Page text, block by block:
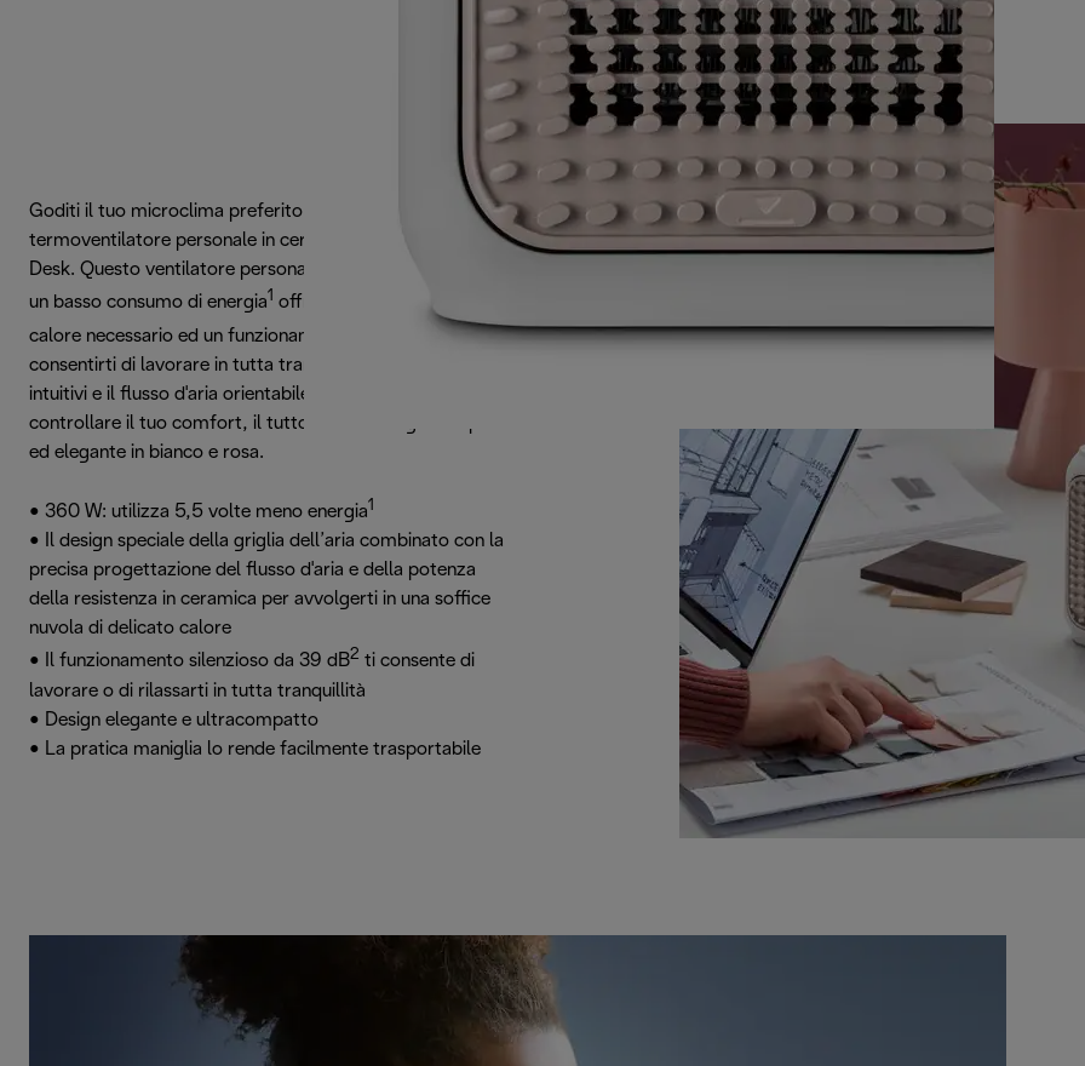
Goditi il tuo microclima preferito alla tua scrivania con il
termoventilatore personale in ceramica De'Longhi Capsule
Desk. Questo ventilatore personale di facile utilizzo vanta
un basso consumo di energia1 offrendo esattamente il
calore necessario ed un funzionamento silenzioso
2 per
consentirti di lavorare in tutta tranquillità. I comandi
intuitivi e il flusso d'aria orientabile ti permettono di
controllare il tuo comfort, il tutto con un design compatto
ed elegante in bianco e rosa.
• 360 W: utilizza 5,5 volte meno energia1
• Il design speciale della griglia dell’aria combinato con la
precisa progettazione del flusso d'aria e della potenza
della resistenza in ceramica per avvolgerti in una soffice
nuvola di delicato calore
• Il funzionamento silenzioso da 39 dB2 ti consente di
lavorare o di rilassarti in tutta tranquillità
• Design elegante e ultracompatto
• La pratica maniglia lo rende facilmente trasportabile